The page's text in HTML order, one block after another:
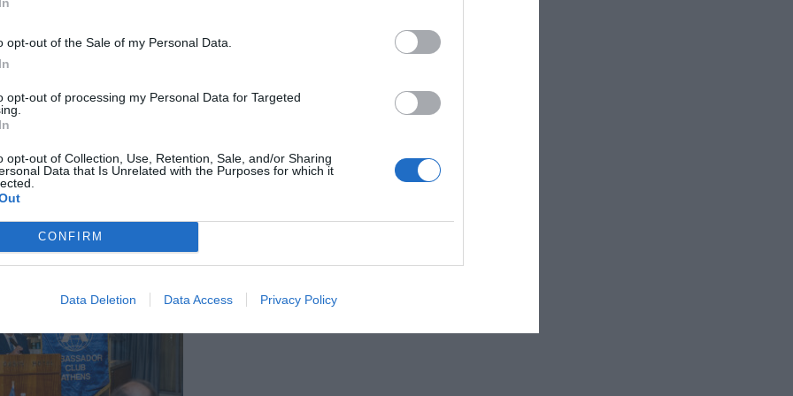
opt-out of the Sale of my Personal Data.
opt-out of processing my Personal Data for Targeted
opt-out of Collection, Use, Retention, Sale, and/or Sharing
Data that Is Unrelated with the Purposes for which it
CONFIRM
Data Deletion Data Access Privacy Policy
της εκδηλώσεωςο Διεθνής Προέδρος Dirk Van Maele αφού ανέλυσε τον
της Διεθνούς Λέσχης Πρεσβευτών
, τον Εθνικό Προέδρο Κώστα Μισιάλη και όλα τα μέλη,
για το πρώτο Πανευρωπαϊκό συνέδριο το 2025 και την επιλογή του
ως διευθυντή των Βαλκανίων
στρατηγικής εξωστρέφειας και ανάπτυξης.